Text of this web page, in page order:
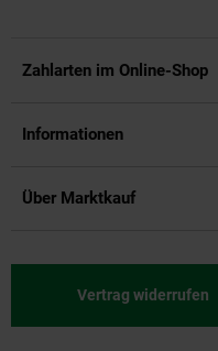
Zahlarten im Online-Shop
Informationen
Über Marktkauf
Vertrag widerrufen